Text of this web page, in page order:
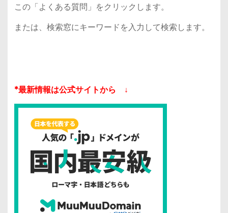
この「よくある質問」をクリックします。
または、検索窓にキーワードを入力して検索します。
*最新情報は公式サイトから ↓